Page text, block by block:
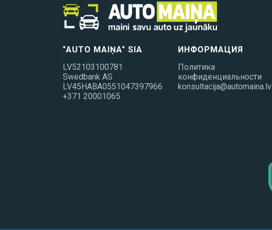
"AUTO MAIŅA" SIA
LV52103100781
Swedbank AS
LV45HABA0551047397966
+371 20001065
ИНФОРМАЦИЯ
Политика
конфиденциальности
konsultacija@automaina.lv